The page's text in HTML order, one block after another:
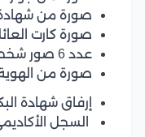
صورة من شهادة
صورة كارت
عدد 6 صور شخصية حديثة
صورة من
إرفاق شهادة
السجل